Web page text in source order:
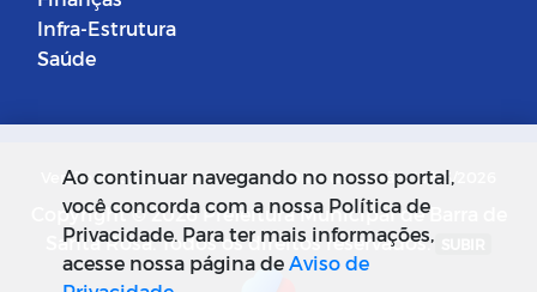
Infra-Estrutura
Saúde
Versão do Sistema: 5.0.268 Data da Versão: 18/03/2026
Copyright © 2026 Prefeitura Municipal de Barra de
Santa Rosa. Todos os direitos reservados.
Ao continuar navegando no nosso portal,
você concorda com a nossa Política de
Privacidade. Para ter mais informações,
acesse nossa página deAviso de